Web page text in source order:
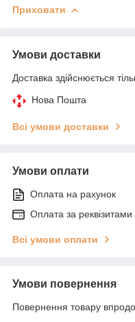
Приховати
Умови доставки
Доставка здійснюється
Нова Пошта
Всі умови доставки
Умови оплати
Оплата на рахунок
Оплата за реквізитами
Всі умови оплати
Умови повернення
Повернення товару